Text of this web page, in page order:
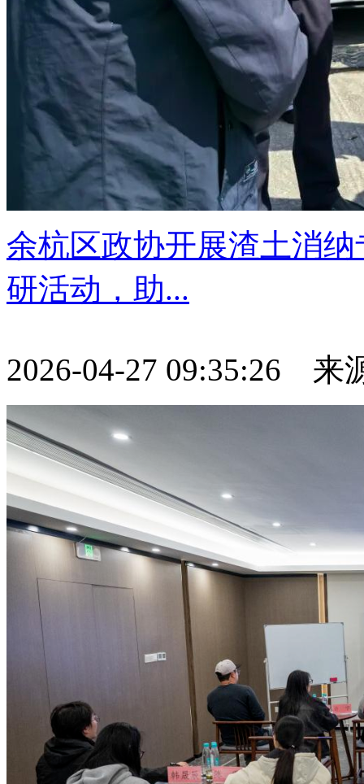
余杭区政协开展渣土消
研活动，助...
2026-04-27 09:35:26 来